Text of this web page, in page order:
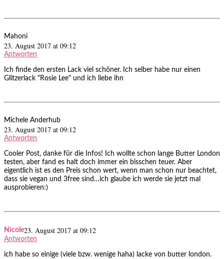
Mahoni
23. August 2017 at 09:12
Antworten
Ich finde den ersten Lack viel schöner. Ich selber habe nur einen
Glitzerlack "Rosie Lee" und ich liebe ihn
Michele Anderhub
23. August 2017 at 09:12
Antworten
Cooler Post, danke für die Infos! Ich wollte schon lange Butter London
testen, aber fand es halt doch immer ein bisschen teuer. Aber
eigentlich ist es den Preis schon wert, wenn man schon nur beachtet,
dass sie vegan und 3free sind…ich glaube ich werde sie jetzt mal
ausprobieren:)
Nicole23. August 2017 at 09:12
Antworten
ich habe so einige (viele bzw. wenige haha) lacke von butter london.